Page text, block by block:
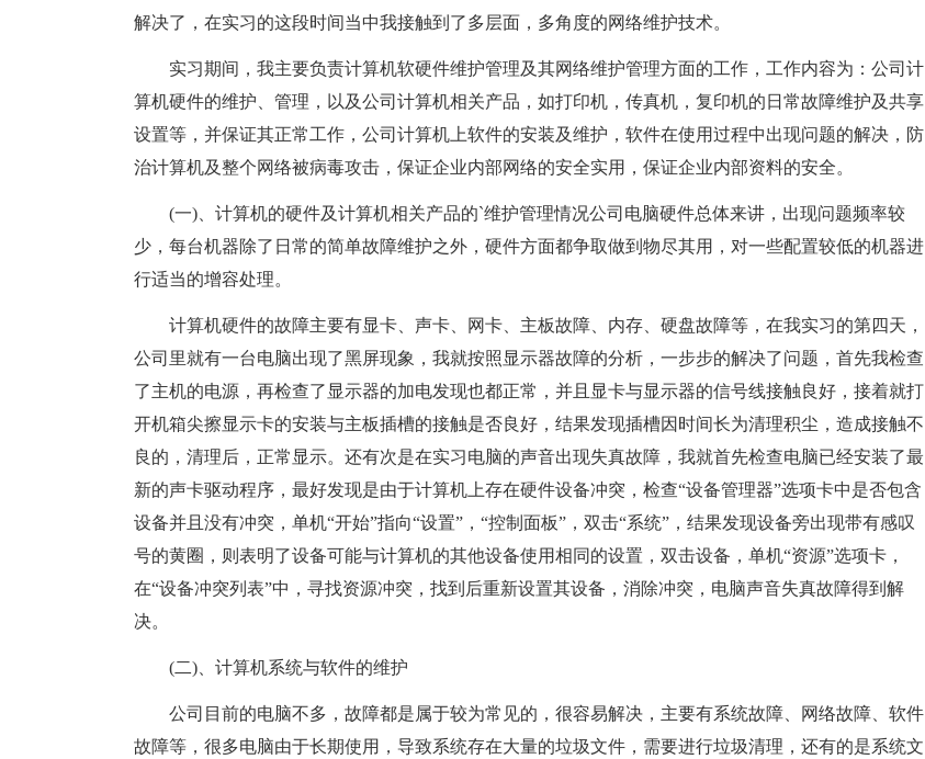
解决了，在实习的这段时间当中我接触到了多层面，多角度的网络维护技术。
实习期间，我主要负责计算机软硬件维护管理及其网络维护管理方面的工作，工作内容为：公司计
算机硬件的维护、管理，以及公司计算机相关产品，如打印机，传真机，复印机的日常故障维护及共享
设置等，并保证其正常工作，公司计算机上软件的安装及维护，软件在使用过程中出现问题的解决，防
治计算机及整个网络被病毒攻击，保证企业内部网络的安全实用，保证企业内部资料的安全。
(一)、计算机的硬件及计算机相关产品的`维护管理情况公司电脑硬件总体来讲，出现问题频率较
少，每台机器除了日常的简单故障维护之外，硬件方面都争取做到物尽其用，对一些配置较低的机器进
行适当的增容处理。
计算机硬件的故障主要有显卡、声卡、网卡、主板故障、内存、硬盘故障等，在我实习的第四天，
公司里就有一台电脑出现了黑屏现象，我就按照显示器故障的分析，一步步的解决了问题，首先我检查
了主机的电源，再检查了显示器的加电发现也都正常，并且显卡与显示器的信号线接触良好，接着就打
开机箱尖擦显示卡的安装与主板插槽的接触是否良好，结果发现插槽因时间长为清理积尘，造成接触不
良的，清理后，正常显示。还有次是在实习电脑的声音出现失真故障，我就首先检查电脑已经安装了最
新的声卡驱动程序，最好发现是由于计算机上存在硬件设备冲突，检查“设备管理器”选项卡中是否包含
设备并且没有冲突，单机“开始”指向“设置”，“控制面板”，双击“系统”，结果发现设备旁出现带有感叹
号的黄圈，则表明了设备可能与计算机的其他设备使用相同的设置，双击设备，单机“资源”选项卡，
在“设备冲突列表”中，寻找资源冲突，找到后重新设置其设备，消除冲突，电脑声音失真故障得到解
决。
(二)、计算机系统与软件的维护
公司目前的电脑不多，故障都是属于较为常见的，很容易解决，主要有系统故障、网络故障、软件
故障等，很多电脑由于长期使用，导致系统存在大量的垃圾文件，需要进行垃圾清理，还有的是系统文